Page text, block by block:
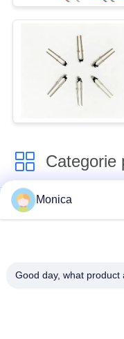
Categorie
Termistore di
precisione NTC
incapsulato vetro
Monica
Good day, what